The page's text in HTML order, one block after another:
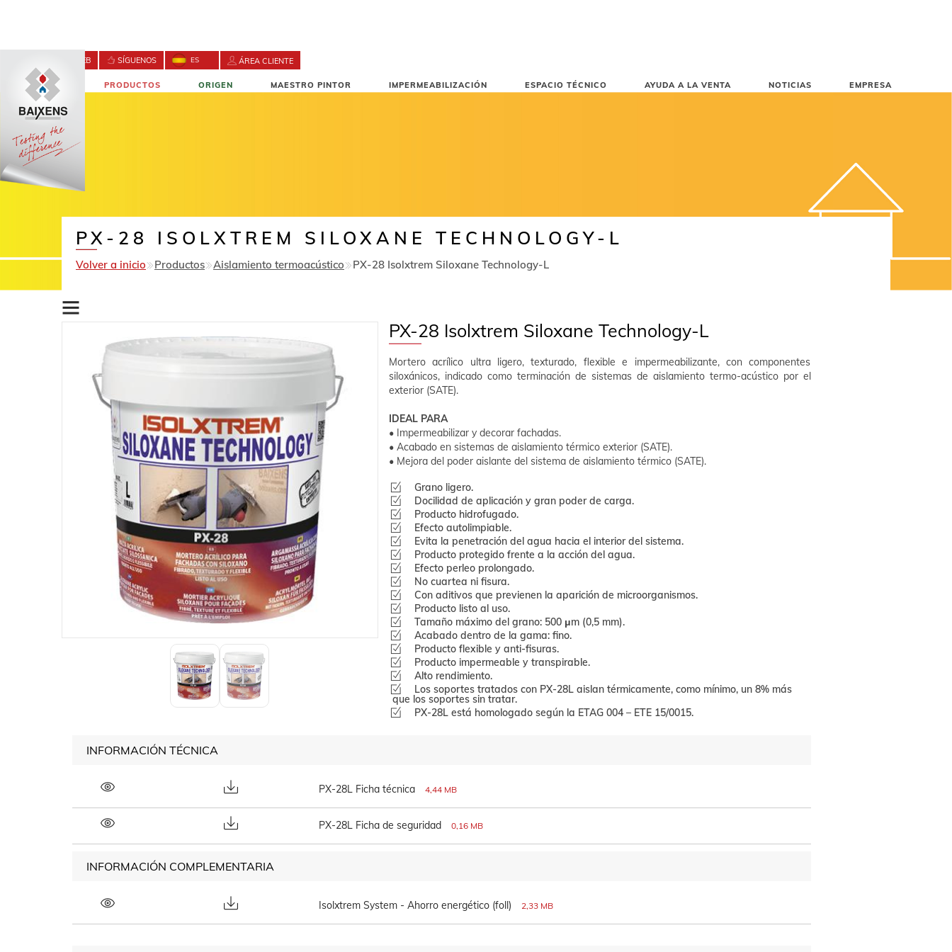
BUSCA EN LA WEB SÍGUENOS ES ÁREA CLIENTE
NOVEDADES PRODUCTOS ORIGEN MAESTRO PINTOR IMPERMEABILIZACIÓN ESPACIO TÉCNICO AYUDA A LA VENTA NOTICIAS EMPRESA
CONTACTO
PX-28 ISOLXTREM SILOXANE TECHNOLOGY-L
Volver a inicio Productos Aislamiento termoacústico PX-28 Isolxtrem Siloxane Technology-L
PX-28 Isolxtrem Siloxane Technology-L
Mortero acrílico ultra ligero, texturado, flexible e impermeabilizante, con componentes
siloxánicos, indicado como terminación de sistemas de aislamiento termo-acústico por el
exterior (SATE).
IDEAL PARA
• Impermeabilizar y decorar fachadas.
• Acabado en sistemas de aislamiento térmico exterior (SATE).
• Mejora del poder aislante del sistema de aislamiento térmico (SATE).
Grano ligero.
Docilidad de aplicación y gran poder de carga.
Producto hidrofugado.
Efecto autolimpiable.
Evita la penetración del agua hacia el interior del sistema.
Producto protegido frente a la acción del agua.
Efecto perleo prolongado.
No cuartea ni fisura.
Con aditivos que previenen la aparición de microorganismos.
Producto listo al uso.
Tamaño máximo del grano: 500 μm (0,5 mm).
Acabado dentro de la gama: fino.
Producto flexible y anti-fisuras.
Producto impermeable y transpirable.
Alto rendimiento.
Los soportes tratados con PX-28L aislan térmicamente, como mínimo, un 8% más
que los soportes sin tratar.
PX-28L está homologado según la ETAG 004 – ETE 15/0015.
INFORMACIÓN TÉCNICA
PX-28L Ficha técnica 4,44 MB
PX-28L Ficha de seguridad 0,16 MB
INFORMACIÓN COMPLEMENTARIA
Isolxtrem System - Ahorro energético (foll) 2,33 MB